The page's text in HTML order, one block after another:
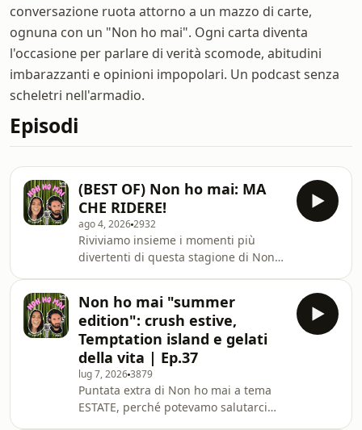
conversazione ruota attorno a un mazzo di carte,
ognuna con un "Non ho mai". Ogni carta diventa
l'occasione per parlare di verità scomode, abitudini
imbarazzanti e opinioni impopolari. Un podcast senza
scheletri nell'armadio.
Episodi
(BEST OF) Non ho mai: MA
CHE RIDERE!
ago 4, 20262932
Riviviamo insieme i momenti più
divertenti di questa stagione di Non
megaphone.fm/adchoices
Non ho mai "summer
edition": crush estive,
Temptation island e gelati
della vita | Ep.37
lug 7, 20263879
Puntata extra di Non ho mai a tema
ESTATE, perché potevamo salutarci